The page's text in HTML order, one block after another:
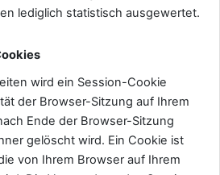
lediglich statistisch ausgewertet.
wird ein Session-Cookie
der Browser-Sitzung auf Ihrem
Ende der Browser-Sitzung
gelöscht wird. Ein Cookie ist
von Ihrem Browser auf Ihrem